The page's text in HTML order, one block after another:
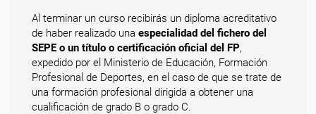
Al terminar un curso recibirás un diploma acreditativo
de haber realizado una especialidad del fichero del
SEPE o un título o certificación oficial del FP,
expedido por el Ministerio de Educación, Formación
Profesional de Deportes, en el caso de que se trate de
una formación profesional dirigida a obtener una
cualificación de grado B o grado C.